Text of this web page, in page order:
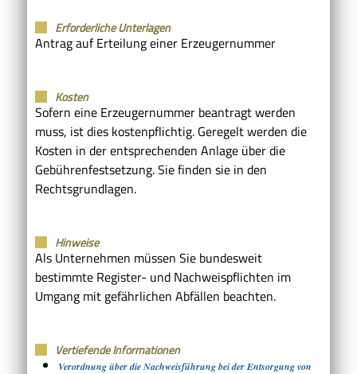
Erforderliche Unterlagen
Antrag auf Erteilung einer Erzeugernummer
Kosten
Sofern eine Erzeugernummer beantragt werden
muss, ist dies kostenpflichtig. Geregelt werden die
Kosten in der entsprechenden Anlage über die
Gebührenfestsetzung. Sie finden sie in den
Rechtsgrundlagen.
Hinweise
Als Unternehmen müssen Sie bundesweit
bestimmte Register- und Nachweispflichten im
Umgang mit gefährlichen Abfällen beachten.
Vertiefende Informationen
Verordnung über die Nachweisführung bei der Entsorgung von